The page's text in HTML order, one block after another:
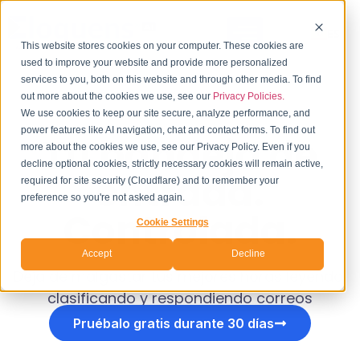
This website stores cookies on your computer. These cookies are
used to improve your website and provide more personalized
services to you, both on this website and through other media. To find
out more about the cookies we use, see our Privacy Policies.
We use cookies to keep our site secure, analyze performance, and
power features like AI navigation, chat and contact forms. To find out
more about the cookies we use, see our Privacy Policy. Even if you
decline optional cookies, strictly necessary cookies will remain active,
required for site security (Cloudflare) and to remember your
preference so you're not asked again.
Cookie Settings
Accept Decline
Tu bandeja de
entrada.
Controlada.
Deja de malgastar tus mejores horas leyendo,
clasificando y respondiendo correos
electrónicos.
Pruébalo gratis durante 30 días